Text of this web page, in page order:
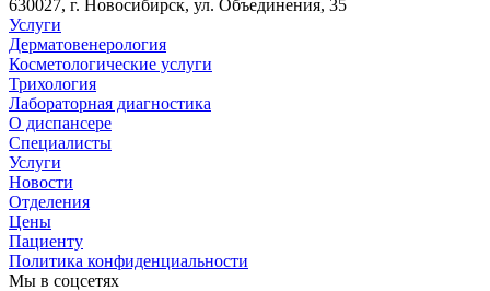
630027, г. Новосибирск, ул. Объединения, 35
Услуги
Дерматовенерология
Косметологические услуги
Трихология
Лабораторная диагностика
О диспансере
Специалисты
Услуги
Новости
Отделения
Цены
Пациенту
Политика конфиденциальности
Мы в соцсетях